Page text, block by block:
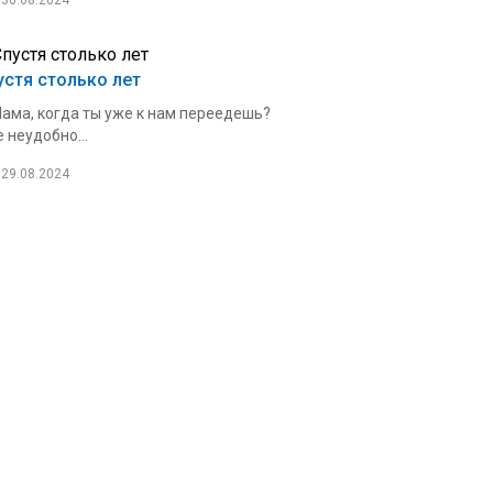
столько лет
когда ты уже к нам переедешь?
неудобно...
29.08.2024